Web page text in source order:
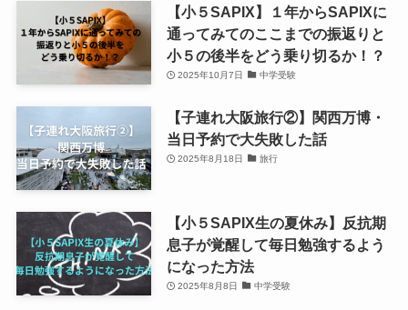
【小５SAPIX】１年からSAPIXに
通ってみてのここまでの振返りと
小５の後半をどう乗り切るか！？
2025年10月7日 中学受験
【子連れ大阪旅行②】関西万博・
当日予約で大失敗した話
2025年8月18日 旅行
【小５SAPIX生の夏休み】反抗期
息子が覚醒して毎日勉強するよう
になった方法
2025年8月8日 中学受験